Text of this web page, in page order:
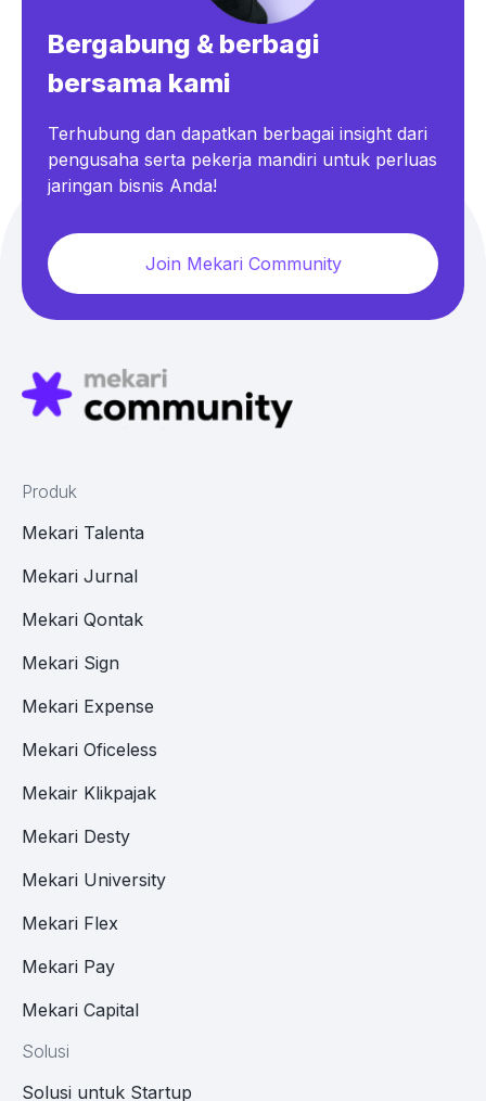
Bergabung & berbagi
bersama kami
Terhubung dan dapatkan berbagai insight dari
pengusaha serta pekerja mandiri untuk perluas
jaringan bisnis Anda!
Join Mekari Community
Produk
Mekari Talenta
Mekari Jurnal
Mekari Qontak
Mekari Sign
Mekari Expense
Mekari Oficeless
Mekair Klikpajak
Mekari Desty
Mekari University
Mekari Flex
Mekari Pay
Mekari Capital
Solusi
Solusi untuk Startup